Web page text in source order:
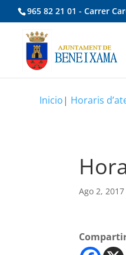
965 82 21 01 - Carrer
Inicio| Horaris
Ago 2, 2017